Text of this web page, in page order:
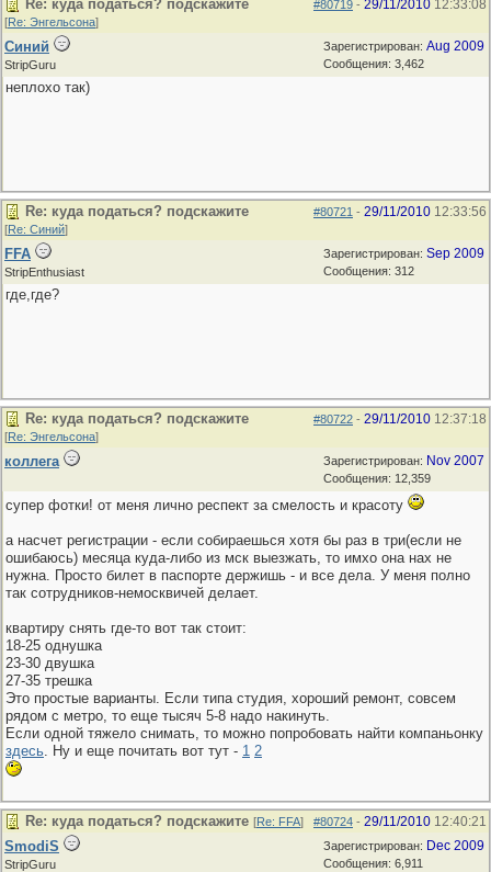
#80719 - 29/11/2010 12:33:08
Re: куда податься? подскажите
[Re: Энгельсона]
Зарегистрирован: Aug 2009
Сообщения: 3,462
Синий
StripGuru
неплохо так)
#80721 - 29/11/2010 12:33:56
Re: куда податься? подскажите
[Re: Синий]
Зарегистрирован: Sep 2009
Сообщения: 312
FFA
StripEnthusiast
где,где?
#80722 - 29/11/2010 12:37:18
Re: куда податься? подскажите
[Re: Энгельсона]
Зарегистрирован: Nov 2007
Сообщения: 12,359
коллега
супер фотки! от меня лично респект за смелость и красоту
а насчет регистрации - если собираешься хотя бы раз в три(если не
ошибаюсь) месяца куда-либо из мск выезжать, то имхо она нах не
нужна. Просто билет в паспорте держишь - и все дела. У меня полно
так сотрудников-немосквичей делает.
квартиру снять где-то вот так стоит:
18-25 однушка
23-30 двушка
27-35 трешка
Это простые варианты. Если типа студия, хороший ремонт, совсем
рядом с метро, то еще тысяч 5-8 надо накинуть.
Если одной тяжело снимать, то можно попробовать найти компаньонку
здесь. Ну и еще почитать вот тут - 1 2
#80724 - 29/11/2010 12:40:21
Re: куда податься? подскажите [Re: FFA]
Зарегистрирован: Dec 2009
Сообщения: 6,911
SmodiS
StripGuru